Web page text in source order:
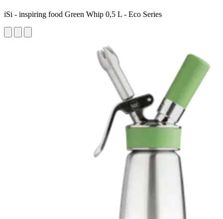
iSi - inspiring food Green Whip 0,5 L - Eco Series